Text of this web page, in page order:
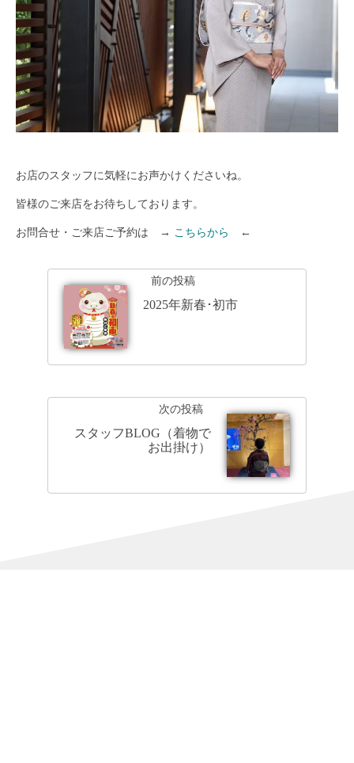
お店のスタッフに気軽にお声かけくださいね。
皆様のご来店をお待ちしております。
お問合せ・ご来店ご予約は → こちらから ←
前の投稿
2025年新春･初市
次の投稿
スタッフBLOG（着物で
お出掛け）